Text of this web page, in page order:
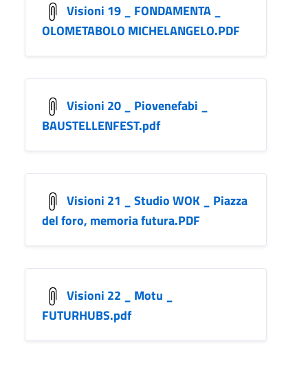
Visioni 19 _ FONDAMENTA _
OLOMETABOLO MICHELANGELO.PDF
Visioni 20 _ Piovenefabi _
BAUSTELLENFEST.pdf
Visioni 21 _ Studio WOK _ Piazza
del foro, memoria futura.PDF
Visioni 22 _ Motu _
FUTURHUBS.pdf